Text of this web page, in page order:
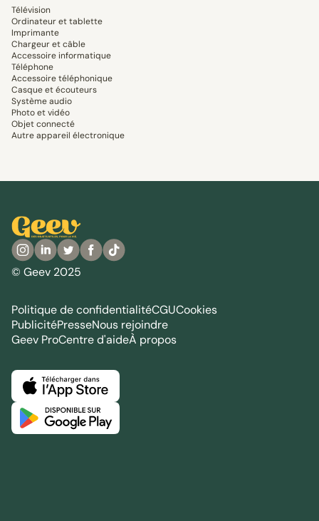
Télévision
Ordinateur et tablette
Imprimante
Chargeur et câble
Accessoire informatique
Téléphone
Accessoire téléphonique
Casque et écouteurs
Système audio
Photo et vidéo
Objet connecté
Autre appareil électronique
© Geev 2025
Politique de confidentialitéCGUCookies
PublicitéPresseNous rejoindre
Geev ProCentre d'aideÀ propos